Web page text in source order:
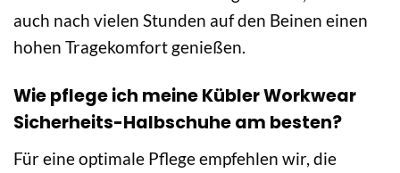
auch nach vielen Stunden auf den Beinen einen
hohen Tragekomfort genießen.
Wie pflege ich meine Kübler Workwear
Sicherheits-Halbschuhe am besten?
Für eine optimale Pflege empfehlen wir, die